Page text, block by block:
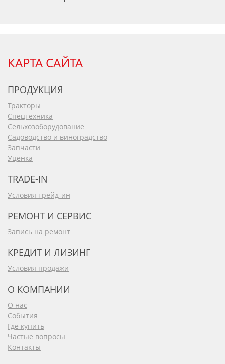
КАРТА САЙТА
ПРОДУКЦИЯ
Тракторы
Спецтехника
Сельхозоборудование
Садоводство и виноградство
Запчасти
Уценка
TRADE-IN
Условия трейд-ин
РЕМОНТ И СЕРВИС
Запись на ремонт
КРЕДИТ И ЛИЗИНГ
Условия продажи
О КОМПАНИИ
О нас
События
Где купить
Частые вопросы
Контакты